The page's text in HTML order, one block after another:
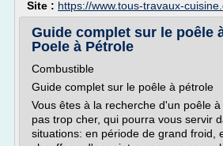
Site : https://www.tous-travaux-
Guide complet sur le poêle
Poele à Pétrole
Combustible
Guide complet sur le poêle à pétrole
Vous êtes à la recherche d'un poêle
pas trop cher, qui pourra vous servir
situations: en période de grand froid,